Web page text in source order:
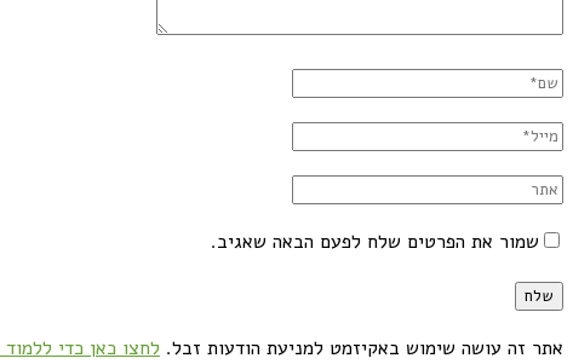
שמור את הפרטים שלח לפעם הבאה שאגיב.
אתר זה עושה שימוש באקיזמט למניעת הודעות זבל. לחצו כאן כדי